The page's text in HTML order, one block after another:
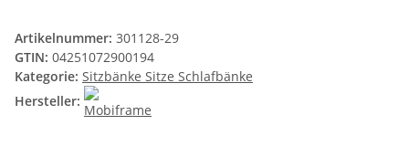
Artikelnummer: 301128-29
GTIN: 04251072900194
Kategorie: Sitzbänke Sitze Schlafbänke
Hersteller: